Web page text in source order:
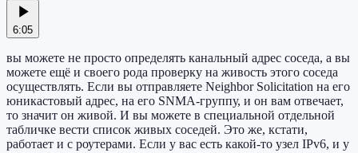
6:05
вы можете не просто определять канальный адрес соседа, а вы
можете ещё и своего рода проверку на живость этого соседа
осуществлять. Если вы отправляете Neighbor Solicitation на его
юникастовый адрес, на его SNMA-группу, и он вам отвечает,
то значит он живой. И вы можете в специальной отдельной
табличке вести список живых соседей. Это же, кстати,
работает и с роутерами. Если у вас есть какой-то узел IPv6, и у